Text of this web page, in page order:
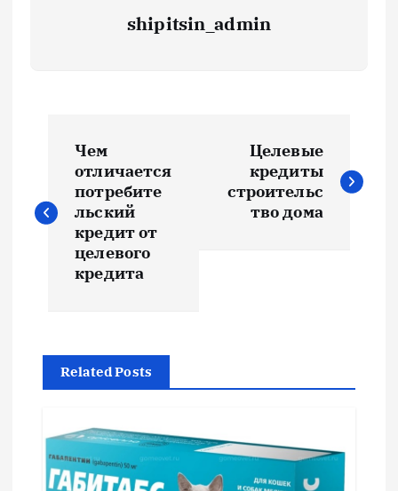
shipitsin_admin
в
а
ц
и
Чем
отличается
потребите
льский
кредит от
целевого
кредита
Целевые
кредиты
строительс
тво дома
Related Posts